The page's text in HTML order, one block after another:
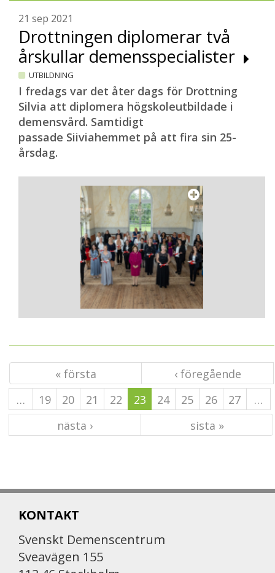
21 sep 2021
Drottningen diplomerar två
årskullar demensspecialister
UTBILDNING
I fredags var det åter dags för Drottning
Silvia att diplomera högskoleutbildade i
demensvård. Samtidigt
passade Siiviahemmet på att fira sin 25-
årsdag.
« första
‹ föregående
…
19 20 21 22 23 24 25 26 27
…
nästa ›
sista »
KONTAKT
Svenskt Demenscentrum
Sveavägen 155